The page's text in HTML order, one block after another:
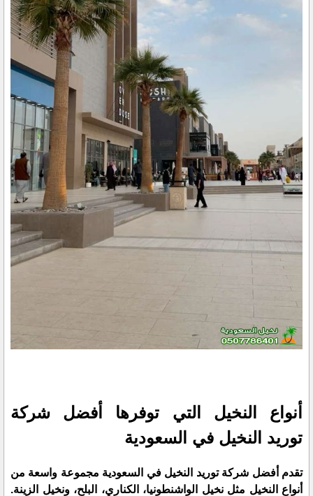
أنواع النخيل التي توفرها أفضل شركة
توريد النخيل في السعودية
تقدم أفضل شركة توريد النخيل في السعودية مجموعة واسعة من
أنواع النخيل مثل نخيل الواشنطونيا، الكناري، البلح، ونخيل الزينة.